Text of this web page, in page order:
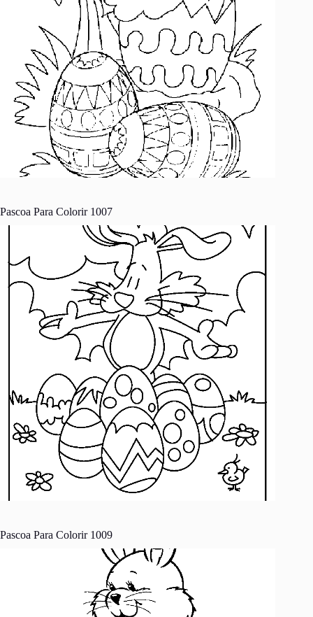
Pascoa Para Colorir 1007
Pascoa Para Colorir 1009